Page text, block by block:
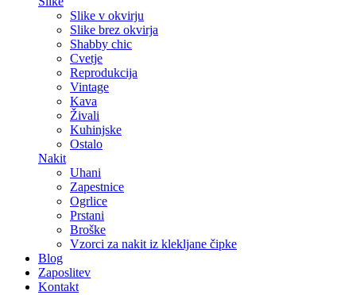
Slike v okvirju
Slike brez okvirja
Shabby chic
Cvetje
Reprodukcija
Vintage
Kava
Živali
Kuhinjske
Ostalo
Nakit
Uhani
Zapestnice
Ogrlice
Prstani
Broške
Vzorci za nakit iz klekljane čipke
Blog
Zaposlitev
Kontakt